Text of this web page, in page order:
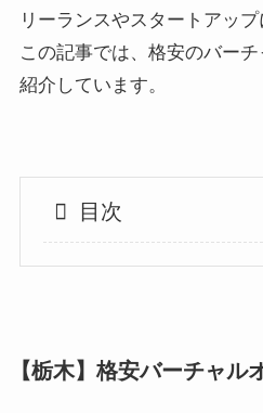
リーランスやスタートアップ
この記事では、格安のバー
紹介しています。
目次
【栃木】格安バーチャル